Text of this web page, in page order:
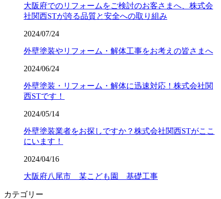
大阪府でのリフォームをご検討のお客さまへ、株式会
社関西STが誇る品質と安全への取り組み
2024/07/24
外壁塗装やリフォーム・解体工事をお考えの皆さまへ
2024/06/24
外壁塗装・リフォーム・解体に迅速対応！株式会社関
西STです！
2024/05/14
外壁塗装業者をお探しですか？株式会社関西STがここ
にいます！
2024/04/16
大阪府八尾市 某こども園 基礎工事
カテゴリー